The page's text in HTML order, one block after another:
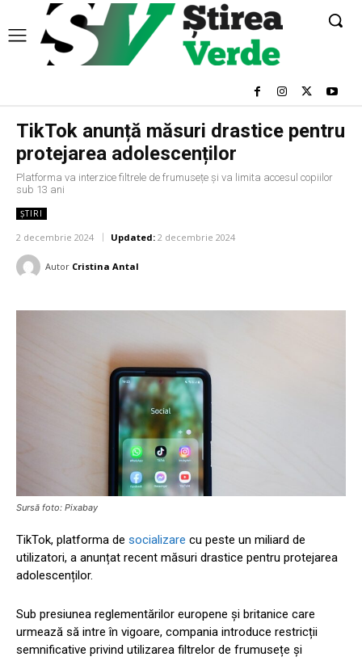
TikTok anunță măsuri drastice pentru
protejarea adolescenților
Platforma va interzice filtrele de frumusețe și va limita accesul copiilor
sub 13 ani
ȘTIRI
2 decembrie 2024 Updated: 2 decembrie 2024
Autor Cristina Antal
Sursă foto: Pixabay
TikTok, platforma de socializare cu peste un miliard de
utilizatori, a anunțat recent măsuri drastice pentru protejarea
adolescenților.
Sub presiunea reglementărilor europene și britanice care
urmează să intre în vigoare, compania introduce restricții
semnificative privind utilizarea filtrelor de frumusețe și